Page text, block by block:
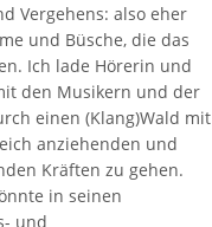
Vergehens: also eher
und Büsche, die das
Ich lade Hörerin und
den Musikern und der
einen (Klang)Wald mit
anziehenden und
Kräften zu gehen.
in seinen
und